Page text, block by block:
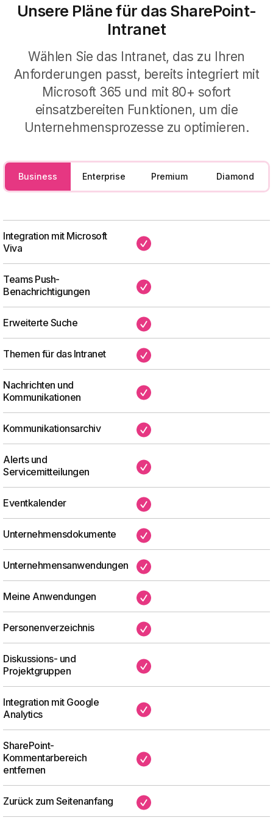
Für die Produktivität
Steigern Sie die Produktivität in Ihrem
Komponenten für tägliche Aufgaben.
Vereinfachen Sie den Zugang zu
Unternehmensinformationen mit
Unterstützung unserer künstlichen
Intelligenz.
Unsere Pläne für das SharePoint-
Intranet
Wählen Sie das Intranet, das zu Ihren
Anforderungen passt, bereits integriert mit
Microsoft 365 und mit 80+ sofort
einsatzbereiten Funktionen, um die
Unternehmensprozesse zu optimieren.
Business Enterprise Premium Diamond
Integration mit Microsoft
Viva
✔
Teams Push-
Benachrichtigungen
✔
Erweiterte Suche ✔
Themen für das Intranet ✔
Nachrichten und
Kommunikationen
✔
Kommunikationsarchiv ✔
Alerts und
Servicemitteilungen
✔
Eventkalender ✔
Unternehmensdokumente ✔
Unternehmensanwendungen ✔
Meine Anwendungen ✔
Personenverzeichnis ✔
Diskussions- und
Projektgruppen
✔
Integration mit Google
Analytics
✔
SharePoint-
Kommentarbereich
entfernen
✔
Zurück zum Seitenanfang ✔